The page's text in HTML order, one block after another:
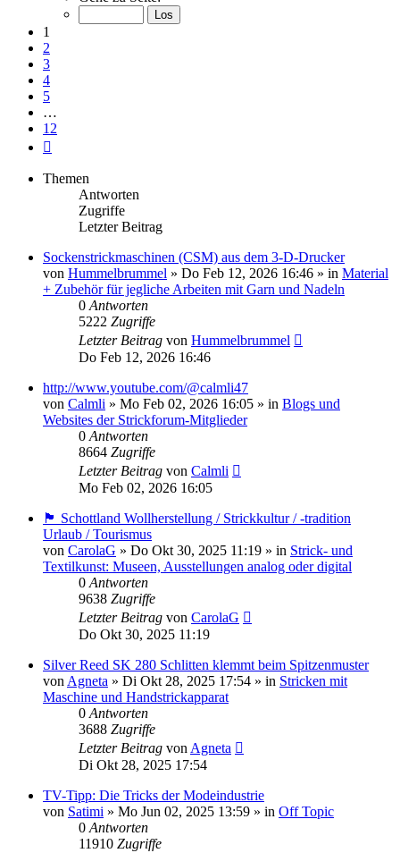
von
1
2
3
4
5
…
12
Themen
Antworten
Zugriffe
Letzter Beitrag
Sockenstrickmaschinen (CSM) aus dem 3-D-Drucker
von Hummelbrummel » Do Feb 12, 2026 16:46 » in Material
+ Zubehör für jegliche Arbeiten mit Garn und Nadeln
0 Antworten
5222 Zugriffe
Letzter Beitrag von Hummelbrummel
Do Feb 12, 2026 16:46
http://www.youtube.com/@calmli47
von Calmli » Mo Feb 02, 2026 16:05 » in Blogs und
Websites der Strickforum-Mitglieder
0 Antworten
8664 Zugriffe
Letzter Beitrag von Calmli
Mo Feb 02, 2026 16:05
🏴󠁧󠁢󠁳󠁣󠁴󠁿 Schottland Wollherstellung / Strickkultur / -tradition
Urlaub / Tourismus
von CarolaG » Do Okt 30, 2025 11:19 » in Strick- und
Textilkunst: Museen, Ausstellungen analog oder digital
0 Antworten
9638 Zugriffe
Letzter Beitrag von CarolaG
Do Okt 30, 2025 11:19
Silver Reed SK 280 Schlitten klemmt beim Spitzenmuster
von Agneta » Di Okt 28, 2025 17:54 » in Stricken mit
Maschine und Handstrickapparat
0 Antworten
3688 Zugriffe
Letzter Beitrag von Agneta
Di Okt 28, 2025 17:54
TV-Tipp: Die Tricks der Modeindustrie
von Satimi » Mo Jun 02, 2025 13:59 » in Off Topic
0 Antworten
11910 Zugriffe